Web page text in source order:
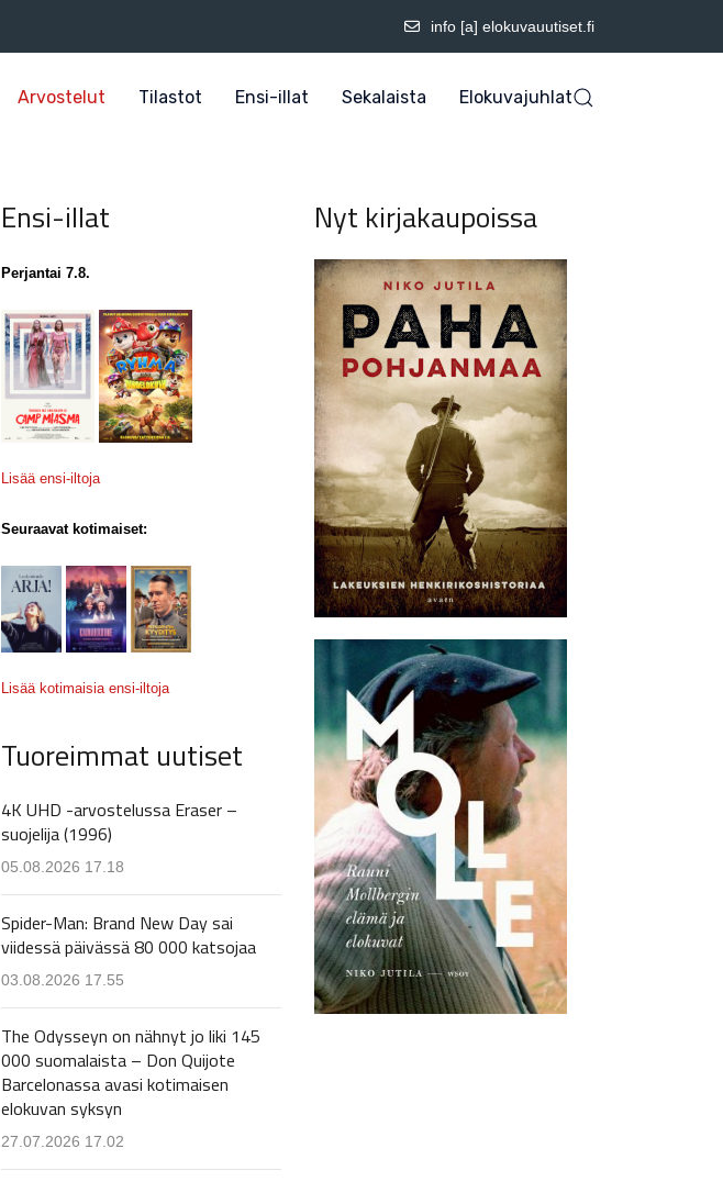
info [a] elokuvauutiset.fi
Arvostelut Tilastot Ensi-illat Sekalaista Elokuvajuhlat
Ensi-illat
Perjantai 7.8.
Lisää ensi-iltoja
Seuraavat kotimaiset:
Lisää kotimaisia ensi-iltoja
Tuoreimmat uutiset
4K UHD -arvostelussa Eraser –
suojelija (1996)
05.08.2026 17.18
Spider-Man: Brand New Day sai
viidessä päivässä 80 000 katsojaa
03.08.2026 17.55
The Odysseyn on nähnyt jo liki 145
000 suomalaista – Don Quijote
Barcelonassa avasi kotimaisen
elokuvan syksyn
27.07.2026 17.02
Nyt kirjakaupoissa